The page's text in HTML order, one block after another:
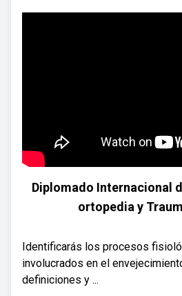
Diplomado Internacional
ortopedia y
Identificarás los procesos
involucrados en el
definiciones y ...